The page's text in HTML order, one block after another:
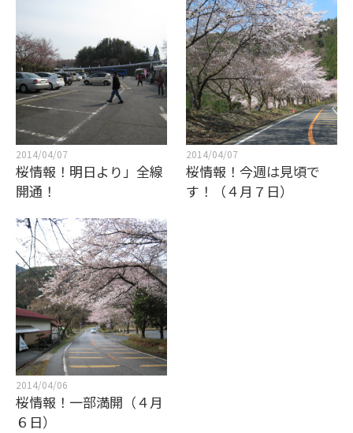
2014/04/07
桜情報！明日より」全線
開通！
2014/04/07
桜情報！今週は見頃で
す！（４月７日）
2014/04/06
桜情報！一部満開（４月
６日）